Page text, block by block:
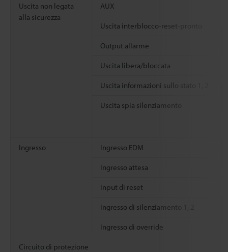
Uscita non legata
alla sicurezza
AUX
Uscita interblocco-reset-pronto
Output allarme
Uscita libera/bloccata
Uscita informazioni sullo stato 1, 2
Uscita spia silenziamento
Ingresso Ingresso EDM
Ingresso attesa
Input di reset
Ingresso di silenziamento 1, 2
Ingresso di override
Circuito di protezione